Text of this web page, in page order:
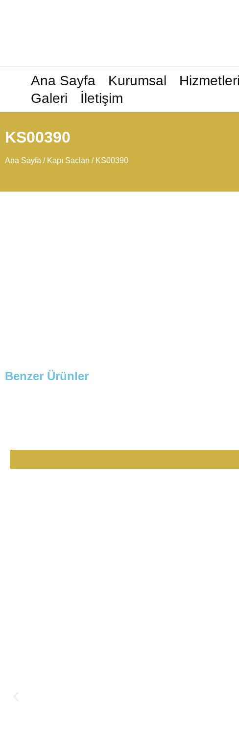
Ana Sayfa Kurumsal
Galeri
İletişim
KS00390
Ana Sayfa / Kapı Sacları / KS00390
Benzer Ürünler